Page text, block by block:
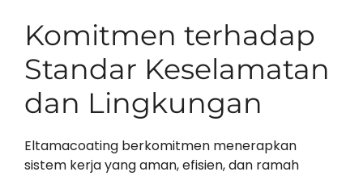
Komitmen terhadap
Standar Keselamatan
dan Lingkungan
Eltamacoating berkomitmen menerapkan
sistem kerja yang aman, efisien, dan ramah